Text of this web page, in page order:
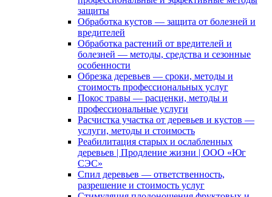
защиты
Обработка кустов — защита от болезней и
вредителей
Обработка растений от вредителей и
болезней — методы, средства и сезонные
особенности
Обрезка деревьев — сроки, методы и
стоимость профессиональных услуг
Покос травы — расценки, методы и
профессиональные услуги
Расчистка участка от деревьев и кустов —
услуги, методы и стоимость
Реабилитация старых и ослабленных
деревьев | Продление жизни | ООО «Юг
СЭС»
Спил деревьев — ответственность,
разрешение и стоимость услуг